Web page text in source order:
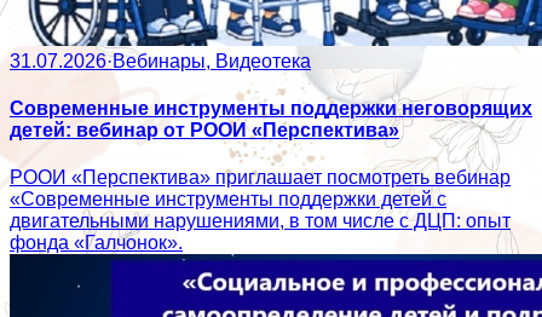
31.07.2026·Вебинары, Видеотека
Современные инструменты поддержки неговорящих
детей: вебинар от РООИ «Перспектива»
РООИ «Перспектива» приглашает посмотреть вебинар
«Современные инструменты поддержки детей с
двигательными нарушениями, в том числе с ДЦП: опыт
фонда «Галчонок».